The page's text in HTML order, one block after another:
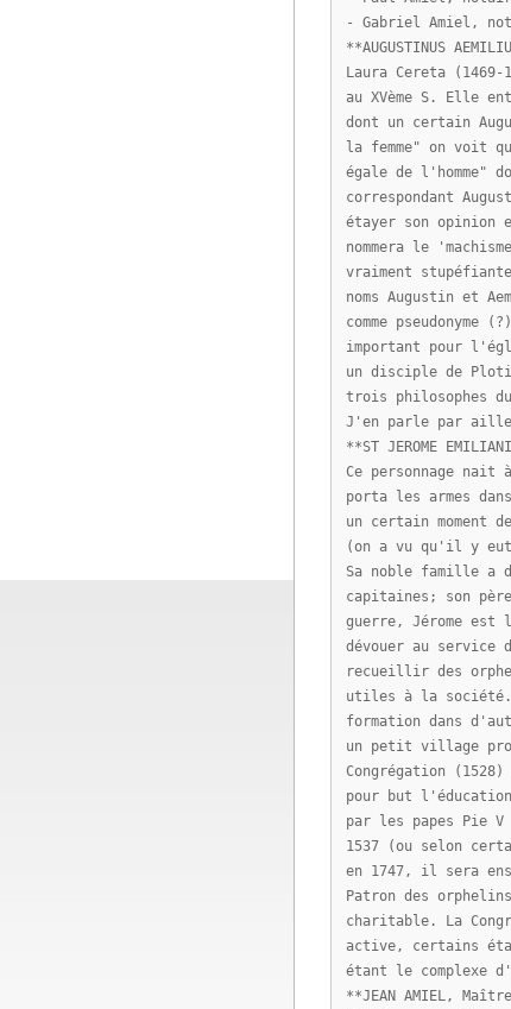
- Gabriel Amiel,
**AUGUSTINUS
Laura Cereta
au XVème S. Elle
dont un certain
la femme" on voit
égale de
correspondant
étayer son opinion
nommera le
vraiment
noms Augustin et
comme
important pour
un disciple de
trois philosophes
J'en parle par
**ST JEROME
Ce personnage
porta les armes
un certain
(on a vu qu'il y
Sa noble famille a
capitaines; son
guerre, Jérome
dévouer au
recueillir des
utiles à la société.
formation dans
un petit village
Congrégation
pour but
par les papes Pie V
1537 (ou selon
en 1747, il sera
Patron des
charitable. La
active, certains
étant le complexe
**JEAN AMIEL, Maître